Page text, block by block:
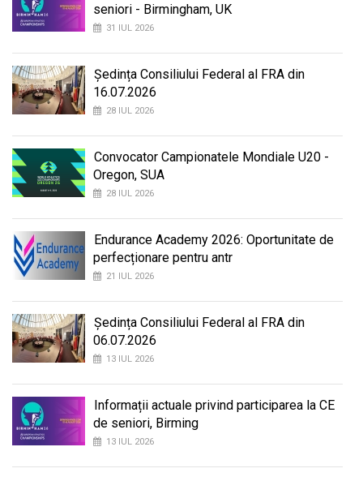
seniori - Birmingham, UK
31 IUL 2026
Ședința Consiliului Federal al FRA din
16.07.2026
28 IUL 2026
Convocator Campionatele Mondiale U20 -
Oregon, SUA
28 IUL 2026
Endurance Academy 2026: Oportunitate de
perfecționare pentru antr
21 IUL 2026
Ședința Consiliului Federal al FRA din
06.07.2026
13 IUL 2026
Informații actuale privind participarea la CE
de seniori, Birming
13 IUL 2026